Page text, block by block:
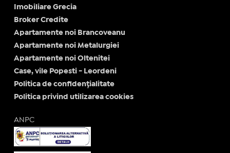
Imobiliare Grecia
Broker Credite
Apartamente noi Brancoveanu
Apartamente noi Metalurgiei
Apartamente noi Oltenitei
Case, vile Popesti - Leordeni
Politica de confidențialitate
Politica privind utilizarea cookies
ANPC